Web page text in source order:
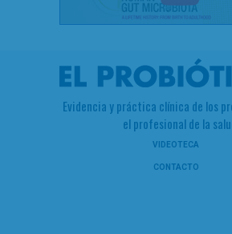
Evidencia y práctica clínica de los
el profesional de la
VIDEOTECA
CONTACTO